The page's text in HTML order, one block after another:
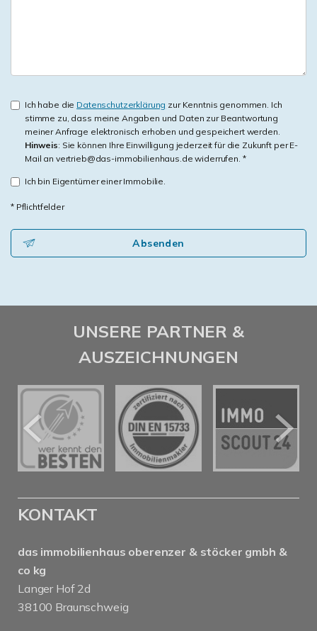
Ich habe die Datenschutzerklärung zur Kenntnis genommen. Ich
stimme zu, dass meine Angaben und Daten zur Beantwortung
meiner Anfrage elektronisch erhoben und gespeichert werden.
Hinweis: Sie können Ihre Einwilligung jederzeit für die Zukunft per E-
Mail an vertrieb@das-immobilienhaus.de widerrufen. *
Ich bin Eigentümer einer Immobilie.
* Pflichtfelder
Absenden
UNSERE PARTNER &
AUSZEICHNUNGEN
KONTAKT
das immobilienhaus oberenzer & stöcker gmbh &
co kg
Langer Hof 2d
38100 Braunschweig